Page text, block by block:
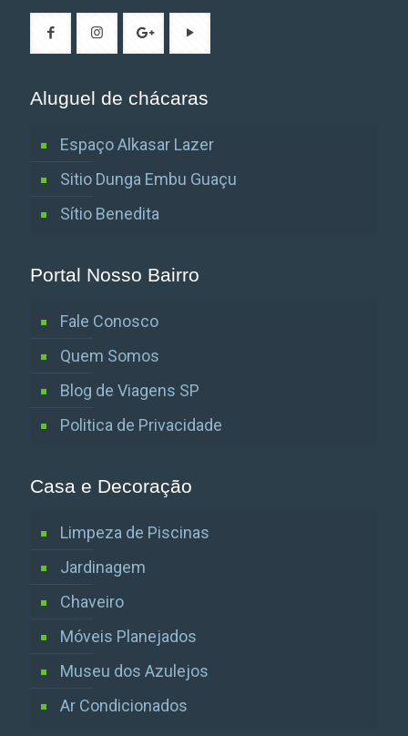
Aluguel de chácaras
Espaço Alkasar Lazer
Sitio Dunga Embu Guaçu
Sítio Benedita
Portal Nosso Bairro
Fale Conosco
Quem Somos
Blog de Viagens SP
Politica de Privacidade
Casa e Decoração
Limpeza de Piscinas
Jardinagem
Chaveiro
Móveis Planejados
Museu dos Azulejos
Ar Condicionados